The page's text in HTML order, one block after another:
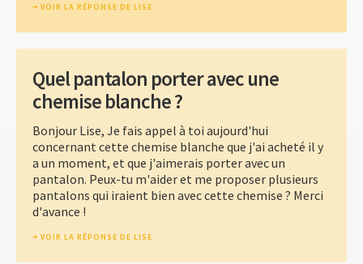
VOIR LA RÉPONSE DE LISE
Quel pantalon porter avec une
chemise blanche ?
Bonjour Lise, Je fais appel à toi aujourd'hui
concernant cette chemise blanche que j'ai acheté il y
a un moment, et que j'aimerais porter avec un
pantalon. Peux-tu m'aider et me proposer plusieurs
pantalons qui iraient bien avec cette chemise ? Merci
d'avance !
VOIR LA RÉPONSE DE LISE